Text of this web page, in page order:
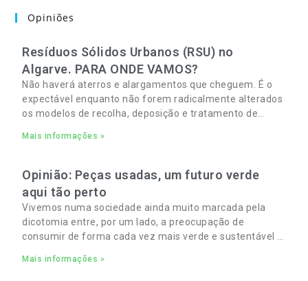
Opiniões
Resíduos Sólidos Urbanos (RSU) no
Algarve. PARA ONDE VAMOS?
Não haverá aterros e alargamentos que cheguem. É o
expectável enquanto não forem radicalmente alterados
os modelos de recolha, deposição e tratamento de
Mais informações »
Opinião: Peças usadas, um futuro verde
aqui tão perto
Vivemos numa sociedade ainda muito marcada pela
dicotomia entre, por um lado, a preocupação de
consumir de forma cada vez mais verde e sustentável e,
e familiares cada vez mais apertados.
Mais informações »